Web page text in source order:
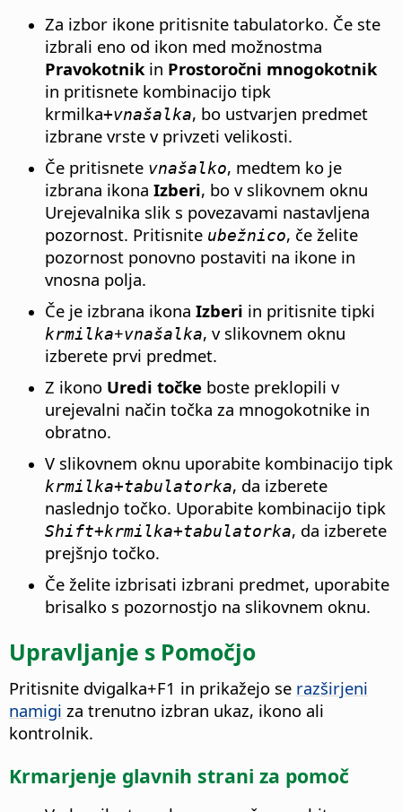
Za izbor ikone pritisnite tabulatorko. Če ste
izbrali eno od ikon med možnostma
Pravokotnikin Prostoročni mnogokotnik
in pritisnete kombinacijo tipk
krmilka+vnašalka, bo ustvarjen predmet
izbrane vrste v privzeti velikosti.
Če pritisnete vnašalko, medtem ko je
izbrana ikona Izberi, bo v slikovnem oknu
Urejevalnika slik s povezavami nastavljena
pozornost. Pritisnite ubežnico, če želite
pozornost ponovno postaviti na ikone in
vnosna polja.
Če je izbrana ikona Izberi in pritisnite tipki
krmilka+vnašalka, v slikovnem oknu
izberete prvi predmet.
Z ikono Uredi točke boste preklopili v
urejevalni način točka za mnogokotnike in
obratno.
V slikovnem oknu uporabite kombinacijo tipk
krmilka+tabulatorka, da izberete
naslednjo točko. Uporabite kombinacijo tipk
Shift+krmilka+tabulatorka, da izberete
prejšnjo točko.
Če želite izbrisati izbrani predmet, uporabite
brisalko s pozornostjo na slikovnem oknu.
Upravljanje s Pomočjo
Pritisnite dvigalka+F1 in prikažejo se razširjeni
namigi za trenutno izbran ukaz, ikono ali
kontrolnik.
Krmarjenje glavnih strani za pomoč